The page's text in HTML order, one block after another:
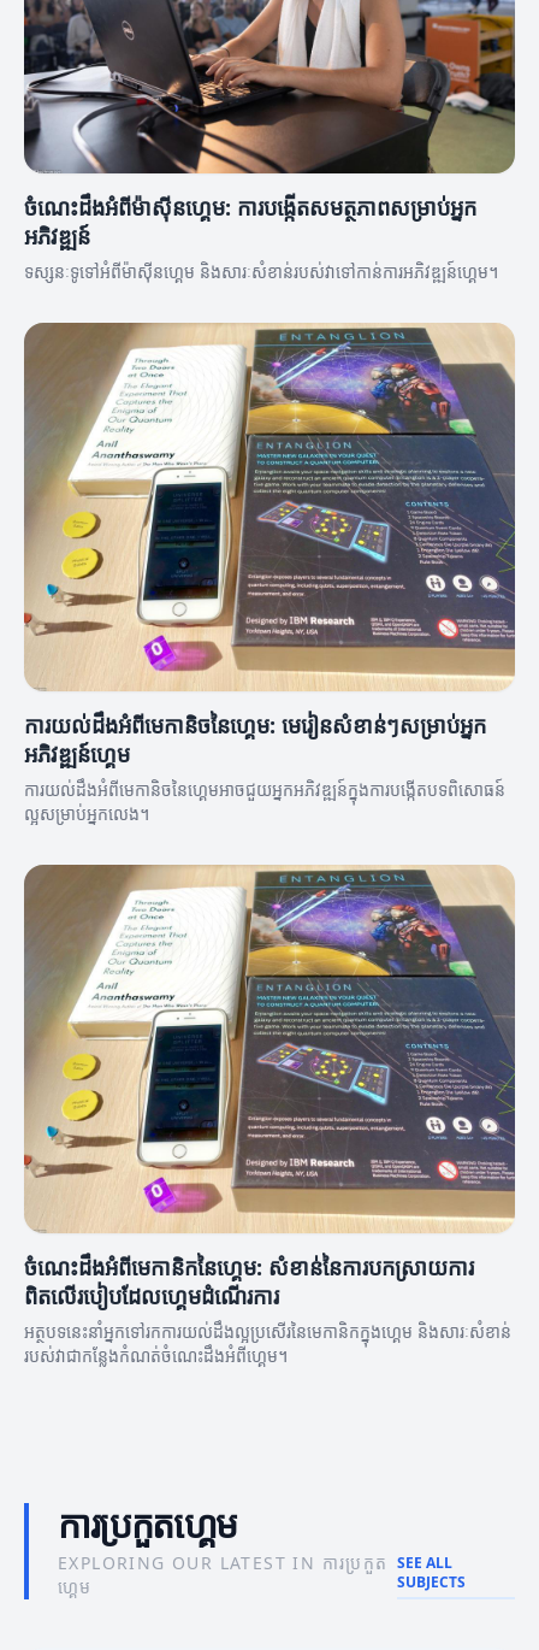
ចំណេះដឹងអំពីម៉ាស៊ីនហ្គេម: ការបង្កើតសមត្ថភាពសម្រាប់អ្នក
អភិវឌ្ឍន៍
ទស្សនៈទូទៅអំពីម៉ាស៊ីនហ្គេម និងសារៈសំខាន់របស់វាទៅកាន់ការអភិវឌ្ឍន៍ហ្គេម។
ការយល់ដឹងអំពីមេកានិចនៃហ្គេម: មេរៀនសំខាន់ៗសម្រាប់អ្នក
អភិវឌ្ឍន៍ហ្គេម
ការយល់ដឹងអំពីមេកានិចនៃហ្គេមអាចជួយអ្នកអភិវឌ្ឍន៍ក្នុងការបង្កេីតបទពិសោធន៍
ល្អសម្រាប់អ្នកលេង។
ចំណេះដឹងអំពីមេកានិកនៃហ្គេម: សំខាន់នៃការបកស្រាយការ
ពិតលើរបៀបដែលហ្គេមដំណើរការ
អត្ថបទនេះនាំអ្នកទៅរកការយល់ដឹងល្អប្រសើរនៃមេកានិកក្នុងហ្គេម និងសារៈសំខាន់
របស់វាជាកន្លែងកំណត់ចំណេះដឹងអំពីហ្គេម។
ការប្រកួតហ្គេម
EXPLORING OUR LATEST IN ការប្រកួត
ហ្គេម
SEE ALL
SUBJECTS